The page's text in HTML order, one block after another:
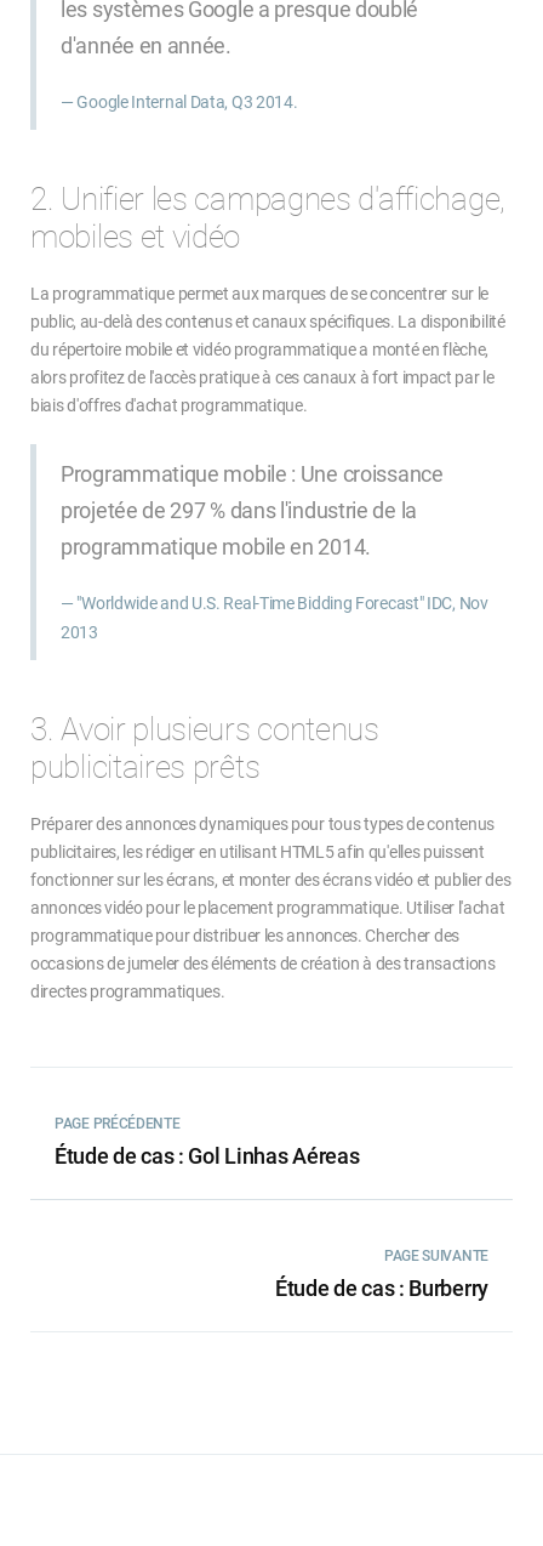
les systèmes Google a presque doublé
d'année en année.
Google Internal Data, Q3 2014.
2. Unifier les campagnes d'affichage,
mobiles et vidéo
La programmatique permet aux marques de se concentrer sur le
public, au-delà des contenus et canaux spécifiques. La disponibilité
du répertoire mobile et vidéo programmatique a monté en flèche,
alors profitez de l'accès pratique à ces canaux à fort impact par le
biais d'offres d'achat programmatique.
Programmatique mobile : Une croissance
projetée de 297 % dans l'industrie de la
programmatique mobile en 2014.
"Worldwide and U.S. Real-Time Bidding Forecast" IDC, Nov
2013
3. Avoir plusieurs contenus
publicitaires prêts
Préparer des annonces dynamiques pour tous types de contenus
publicitaires, les rédiger en utilisant HTML5 afin qu'elles puissent
fonctionner sur les écrans, et monter des écrans vidéo et publier des
annonces vidéo pour le placement programmatique. Utiliser l'achat
programmatique pour distribuer les annonces. Chercher des
occasions de jumeler des éléments de création à des transactions
directes programmatiques.
PAGE PRÉCÉDENTE
Étude de cas : Gol Linhas Aéreas
PAGE SUIVANTE
Étude de cas : Burberry